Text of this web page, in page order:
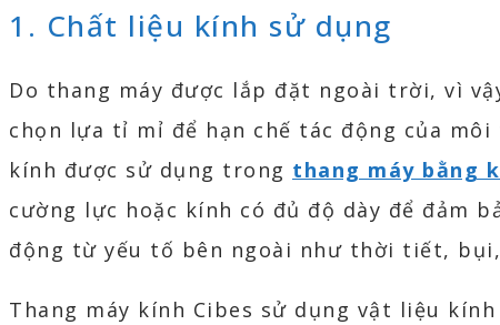
1. Chất liệu kính sử dụng
Do thang máy được lắp đặt ngoài trời, vì
chọn lựa tỉ mỉ để hạn chế tác động của
kính được sử dụng trong thang máy bằng
cường lực hoặc kính có đủ độ dày để đảm
động từ yếu tố bên ngoài như thời tiết,
Thang máy kính Cibes sử dụng vật liệu